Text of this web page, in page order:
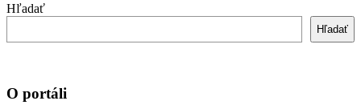
Hľadať
Hľadať
O portáli